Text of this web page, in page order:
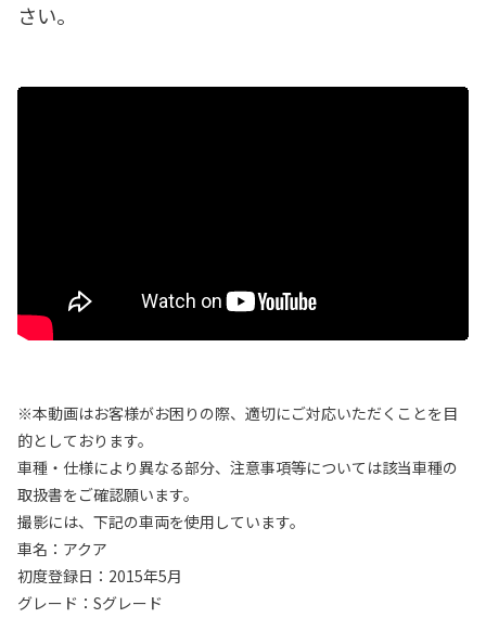
さい。
※本動画はお客様がお困りの際、適切にご対応いただくことを目
的としております。
車種・仕様により異なる部分、注意事項等については該当車種の
取扱書をご確認願います。
撮影には、下記の車両を使用しています。
車名：アクア
初度登録日：2015年5月
グレード：Sグレード